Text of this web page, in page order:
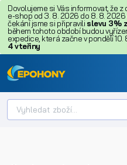
Dovolujeme si Vás informovat, že
e-shop od 3. 8. 2026 do 8. 8.
čekání jsme si připravili slevu 3%
během tohoto období budou
expedice, která začne v pondělí 10.
4 vteřiny